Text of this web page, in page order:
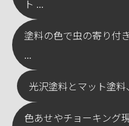
ト ...
塗料の色で虫の寄り付
...
光沢塗料とマット塗
色あせやチョーキング